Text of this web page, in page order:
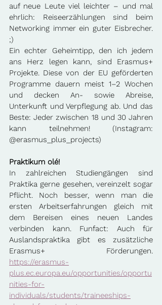
auf neue Leute viel leichter – und mal
ehrlich: Reiseerzählungen sind beim
Networking immer ein guter Eisbrecher.
;)
Ein echter Geheimtipp, den ich jedem
ans Herz legen kann, sind Erasmus+
Projekte. Diese von der EU geförderten
Programme dauern meist 1–2 Wochen
und decken An- sowie Abreise,
Unterkunft und Verpflegung ab. Und das
Beste: Jeder zwischen 18 und 30 Jahren
kann teilnehmen! (Instagram:
@erasmus_plus_projects)
Praktikum olé!
In zahlreichen Studiengängen sind
Praktika gerne gesehen, vereinzelt sogar
Pflicht. Noch besser, wenn man die
ersten Arbeitserfahrungen gleich mit
dem Bereisen eines neuen Landes
verbinden kann. Funfact: Auch für
Auslandspraktika gibt es zusätzliche
https://erasmus-
plus.ec.europa.eu/opportunities/opportu
nities-for-
individuals/students/traineeships-